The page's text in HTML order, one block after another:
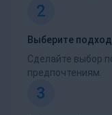
2
Выберите
Сделайте выбор
предпочтениям.
3